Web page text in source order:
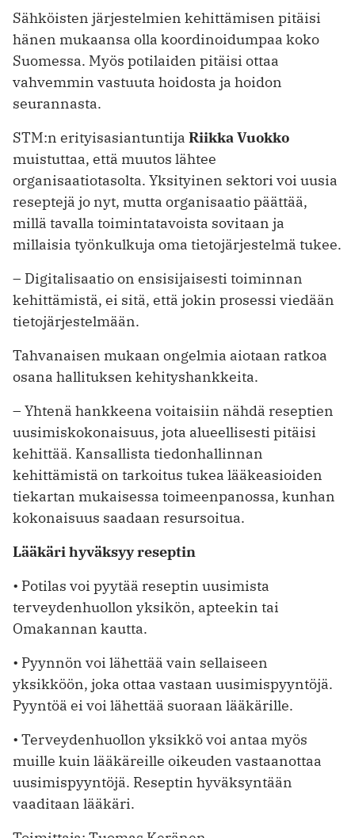
Sähköisten järjestelmien kehittämisen pitäisi
hänen mukaansa olla koordinoidumpaa koko
Suomessa. Myös potilaiden pitäisi ottaa
vahvemmin vastuuta hoidosta ja hoidon
seurannasta.
STM:n erityisasiantuntija Riikka Vuokko
muistuttaa, että muutos lähtee
organisaatiotasolta. Yksityinen sektori voi uusia
reseptejä jo nyt, mutta organisaatio päättää,
millä tavalla toimintatavoista sovitaan ja
millaisia työnkulkuja oma tietojärjestelmä tukee.
– Digitalisaatio on ensisijaisesti toiminnan
kehittämistä, ei sitä, että jokin prosessi viedään
tietojärjestelmään.
Tahvanaisen mukaan ongelmia aiotaan ratkoa
osana hallituksen kehityshankkeita.
– Yhtenä hankkeena voitaisiin nähdä reseptien
uusimiskokonaisuus, jota alueellisesti pitäisi
kehittää. Kansallista tiedonhallinnan
kehittämistä on tarkoitus tukea lääkeasioiden
tiekartan mukaisessa toimeenpanossa, kunhan
kokonaisuus saadaan resursoitua.
Lääkäri hyväksyy reseptin
• Potilas voi pyytää reseptin uusimista
terveydenhuollon yksikön, apteekin tai
Omakannan kautta.
• Pyynnön voi lähettää vain sellaiseen
yksikköön, joka ottaa vastaan uusimispyyntöjä.
Pyyntöä ei voi lähettää suoraan lääkärille.
• Terveydenhuollon yksikkö voi antaa myös
muille kuin lääkäreille oikeuden vastaanottaa
uusimispyyntöjä. Reseptin hyväksyntään
vaaditaan lääkäri.